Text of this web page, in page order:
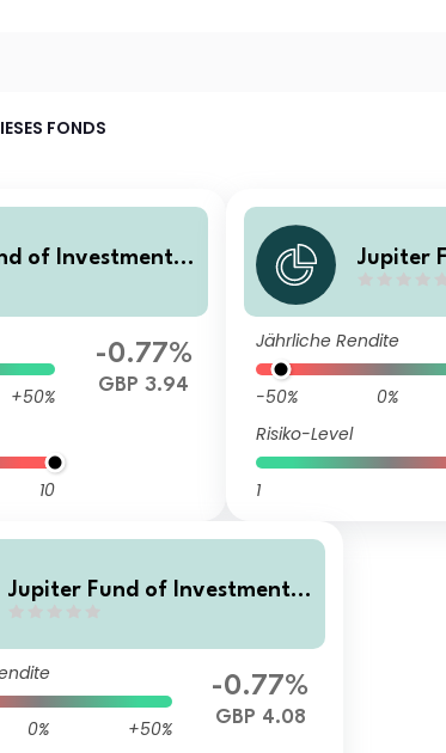
FONDS
of Investment T
+50%
10
-0.77%
GBP 3.94
Jupiter
Jährliche Rendite
-50% 0%
Risiko-Level
1
Jupiter Fund of Investment T
0%
+50%
-0.77%
GBP 4.08